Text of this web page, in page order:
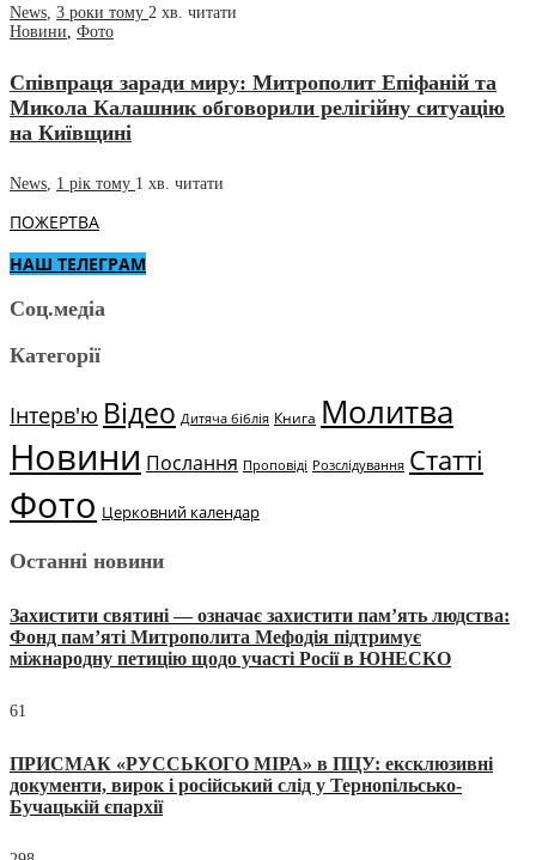
News 3 роки тому 2 хв. читати
Новини Фото
Співпраця заради миру: Митрополит Епіфаній та
Микола Калашник обговорили релігійну ситуацію
на Київщині
News 1 рік тому 1 хв. читати
ПОЖЕРТВА
НАШ ТЕЛЕГРАМ
Соц.медіа
Категорії
Інтерв'ю Відео Дитяча біблія Книга Молитва
Новини Послання Проповіді Розслідування Статті
Фото Церковний календар
Останні новини
Захистити святині — означає захистити пам’ять людства:
Фонд пам’яті Митрополита Мефодія підтримує
міжнародну петицію щодо участі Росії в ЮНЕСКО
61
ПРИСМАК «РУССЬКОГО МІРА» в ПЦУ: ексклюзивні
документи, вирок і російський слід у Тернопільсько-
Бучацькій єпархії